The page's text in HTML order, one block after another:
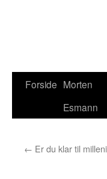
Hop
Forside Morten
Esmann
← Er du klar til